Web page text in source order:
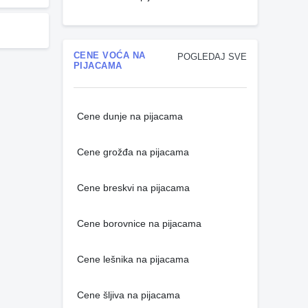
POGLEDAJ SVE
CENE VOĆA NA
PIJACAMA
Cene dunje na pijacama
Cene grožđa na pijacama
Cene breskvi na pijacama
Cene borovnice na pijacama
Cene lešnika na pijacama
Cene šljiva na pijacama